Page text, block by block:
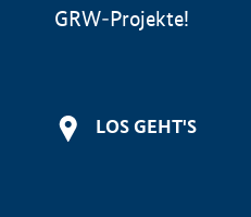
GRW-Projekte!
LOS GEHT'S